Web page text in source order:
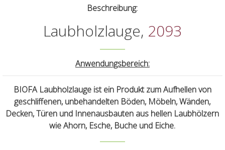
Beschreibung:
Laubholzlauge, 2093
Anwendungsbereich:
BIOFA Laubholzlauge ist ein Produkt zum Aufhellen von
geschliffenen, unbehandelten Böden, Möbeln, Wänden,
Decken, Türen und Innenausbauten aus hellen Laubhölzern
wie Ahorn, Esche, Buche und Eiche.